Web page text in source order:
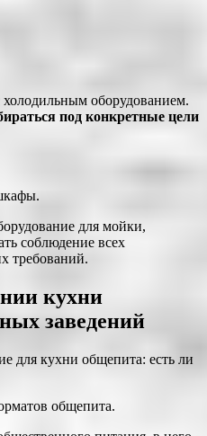
холодильным оборудованием.
под конкретные цели
для мойки,
соблюдение всех
требований.
кухни
заведений
общепита.